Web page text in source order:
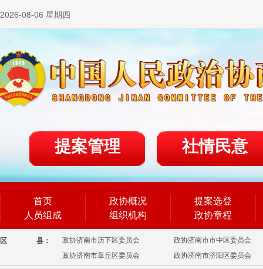
2026-08-06 星期四
提案管理 社情民意
首页
人员组成
政协概况
组织机构
提案选登
政协章程
区 县： 政协济南市历下区委员会
政协济南市市中区委员会
政协济南市章丘区委员会
政协济南市济阳区委员会